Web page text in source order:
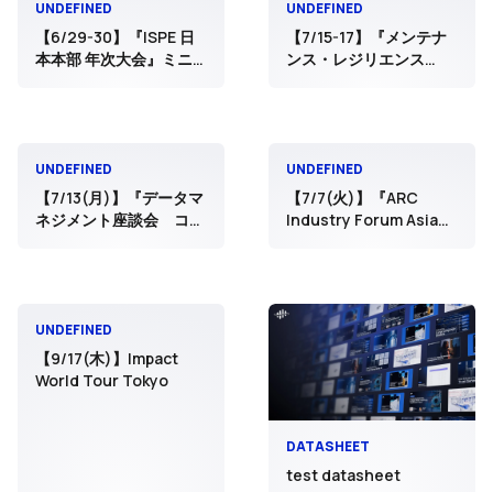
UNDEFINED
【6/29-30】『ISPE 日
本本部 年次大会』ミニ
UNDEFINED
【7/15-17】『メンテナ
ンス・レジリエンス
UNDEFINED
【7/13(月)】『データマ
ネジメント座談会 コス
UNDEFINED
【7/7(火)】『ARC
Industry Forum Asia』
UNDEFINED
【9/17(木)】Impact
World Tour Tokyo
DATASHEET
test datasheet